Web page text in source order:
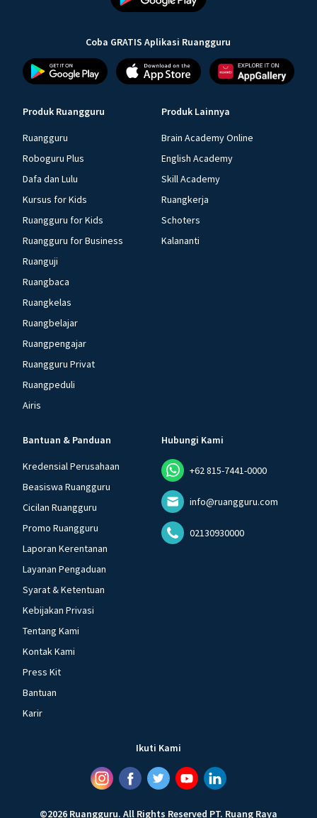
Coba GRATIS Aplikasi Ruangguru
Produk Ruangguru
Ruangguru
Roboguru Plus
Dafa dan Lulu
Kursus for Kids
Ruangguru for Kids
Ruangguru for Business
Ruanguji
Ruangbaca
Ruangkelas
Ruangbelajar
Ruangpengajar
Ruangguru Privat
Ruangpeduli
Airis
Produk Lainnya
Brain Academy Online
English Academy
Skill Academy
Ruangkerja
Schoters
Kalananti
Bantuan & Panduan
Kredensial Perusahaan
Beasiswa Ruangguru
Cicilan Ruangguru
Promo Ruangguru
Laporan Kerentanan
Layanan Pengaduan
Syarat & Ketentuan
Kebijakan Privasi
Tentang Kami
Kontak Kami
Press Kit
Bantuan
Karir
Hubungi Kami
+62 815-7441-0000
info@ruangguru.com
02130930000
Ikuti Kami
©2026 Ruangguru. All Rights Reserved PT. Ruang Raya